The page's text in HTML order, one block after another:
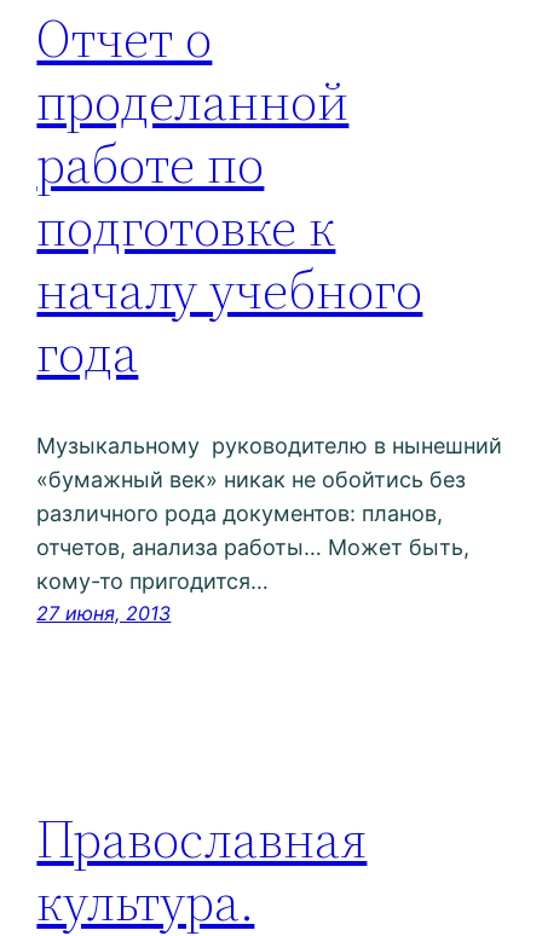
Отчет о
проделанной
работе по
подготовке к
началу учебного
года
Музыкальному руководителю в нынешний
«бумажный век» никак не обойтись без
различного рода документов: планов,
отчетов, анализа работы… Может быть,
кому-то пригодится…
27 июня, 2013
Православная
культура.